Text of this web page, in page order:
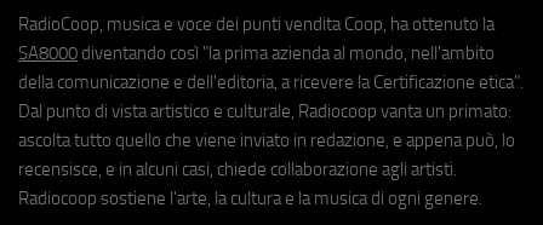
RadioCoop, musica e voce dei punti vendita Coop, ha ottenuto la
SA8000 diventando così "la prima azienda al mondo, nell'ambito
della comunicazione e dell'editoria, a ricevere la Certificazione etica".
Dal punto di vista artistico e culturale, Radiocoop vanta un primato:
ascolta tutto quello che viene inviato in redazione, e appena può, lo
recensisce, e in alcuni casi, chiede collaborazione agli artisti.
Radiocoop sostiene l'arte, la cultura e la musica di ogni genere.